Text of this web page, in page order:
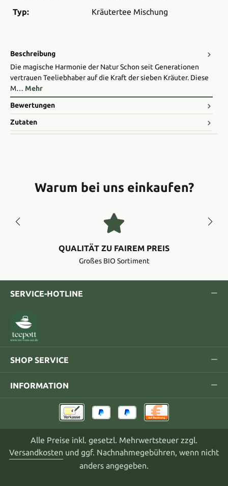
Typ:
Kräutertee Mischung
Beschreibung
Die magische Harmonie der Natur Schon seit Generationen
vertrauen Teeliebhaber auf die Kraft der sieben Kräuter. Diese
M… Mehr
Bewertungen
Zutaten
Warum bei uns einkaufen?
QUALITÄT ZU FAIREM PREIS
Großes BIO Sortiment
SERVICE-HOTLINE
SHOP SERVICE
INFORMATION
Alle Preise inkl. gesetzl. Mehrwertsteuer zzgl.
Versandkosten und ggf. Nachnahmegebühren, wenn nicht
anders angegeben.